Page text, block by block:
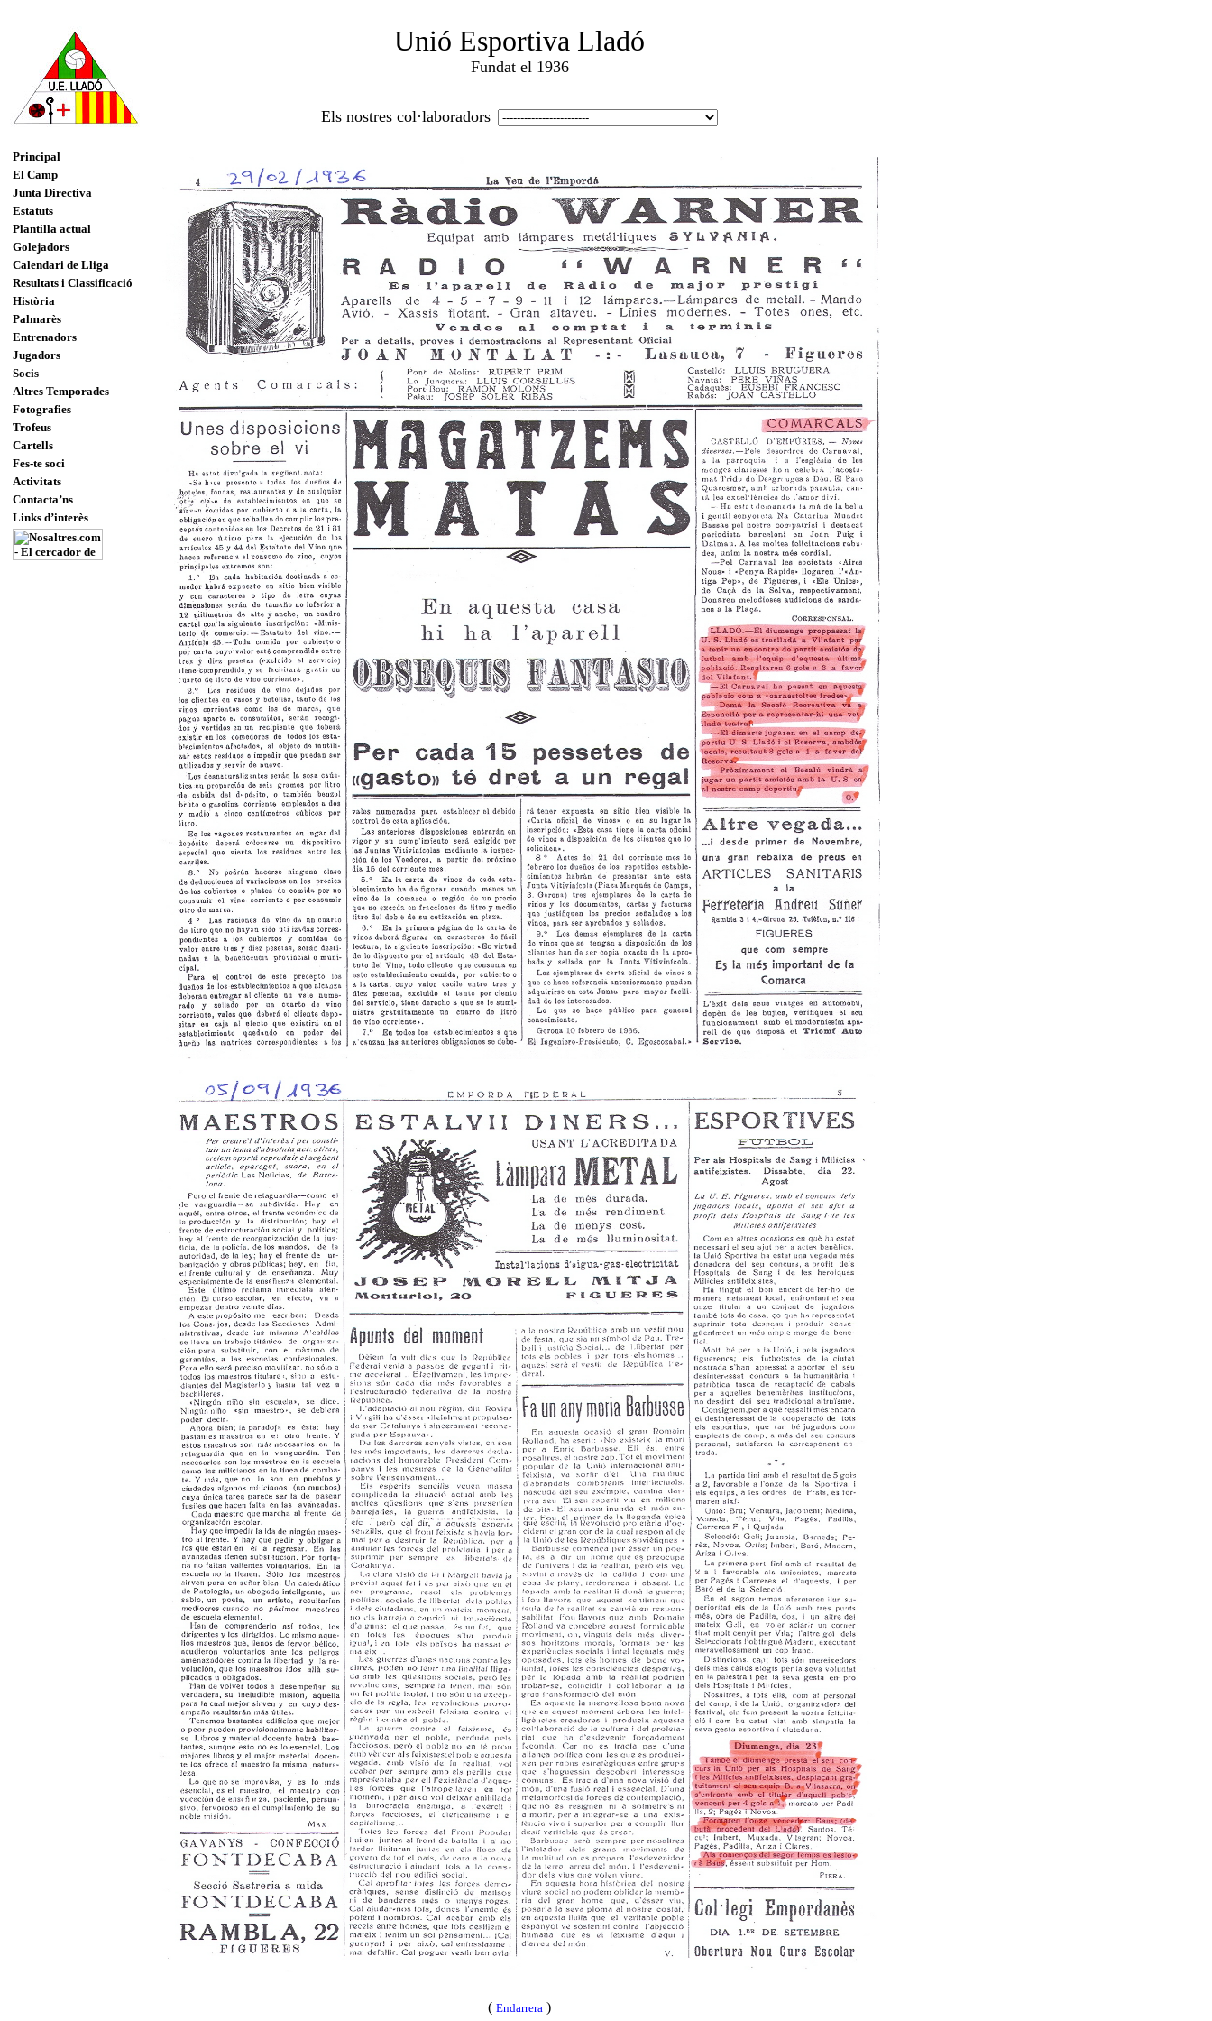
Unió Esportiva Lladó
Fundat el 1936
Els nostres col·laboradors
Principal
El Camp
Junta Directiva
Estatuts
Plantilla actual
Golejadors
Calendari de Lliga
Resultats i Classificació
Història
Palmarès
Entrenadors
Jugadors
Socis
Altres Temporades
Fotografies
Trofeus
Cartells
Fes-te soci
Activitats
Contacta’ns
Links d’interès
( Endarrera )